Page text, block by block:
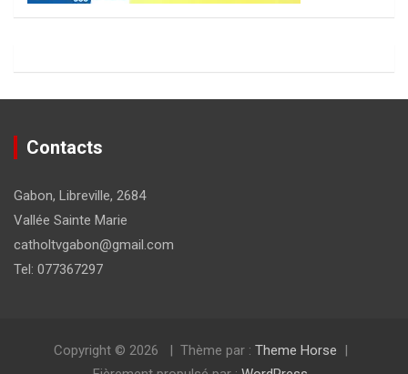
Contacts
Gabon, Libreville, 2684
Vallée Sainte Marie
catholtvgabon@gmail.com
Tel: 077367297
Copyright © 2026 Thème par : Theme Horse